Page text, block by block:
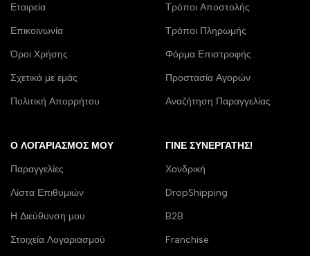
Εταιρεία
Επικοινωνία
Όροι Χρήσης
Σχετικά με εμάς
Πολιτική Απορρήτου
Τρόποι Αποστολής
Τρόποι Πληρωμής
Φόρμα Επιστροφής
Προστασία Αγορών
Αναζήτηση Παραγγελίας
Ο ΛΟΓΑΡΙΑΣΜΌΣ ΜΟΥ
Παραγγελίες
Λίστα Επιθυμιών
Η Διεύθυνση μου
Στοιχεία Λογαριασμού
ΓΊΝΕ ΣΥΝΕΡΓΆΤΗΣ!
Χονδρική
DropShipping
B2B
Franchise